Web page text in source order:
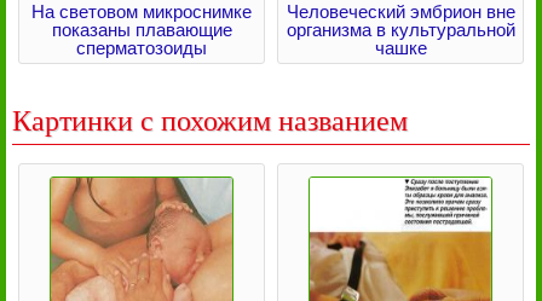
На световом микроснимке
показаны плавающие
сперматозоиды
Человеческий эмбрион вне
организма в культуральной
чашке
Картинки с похожим названием